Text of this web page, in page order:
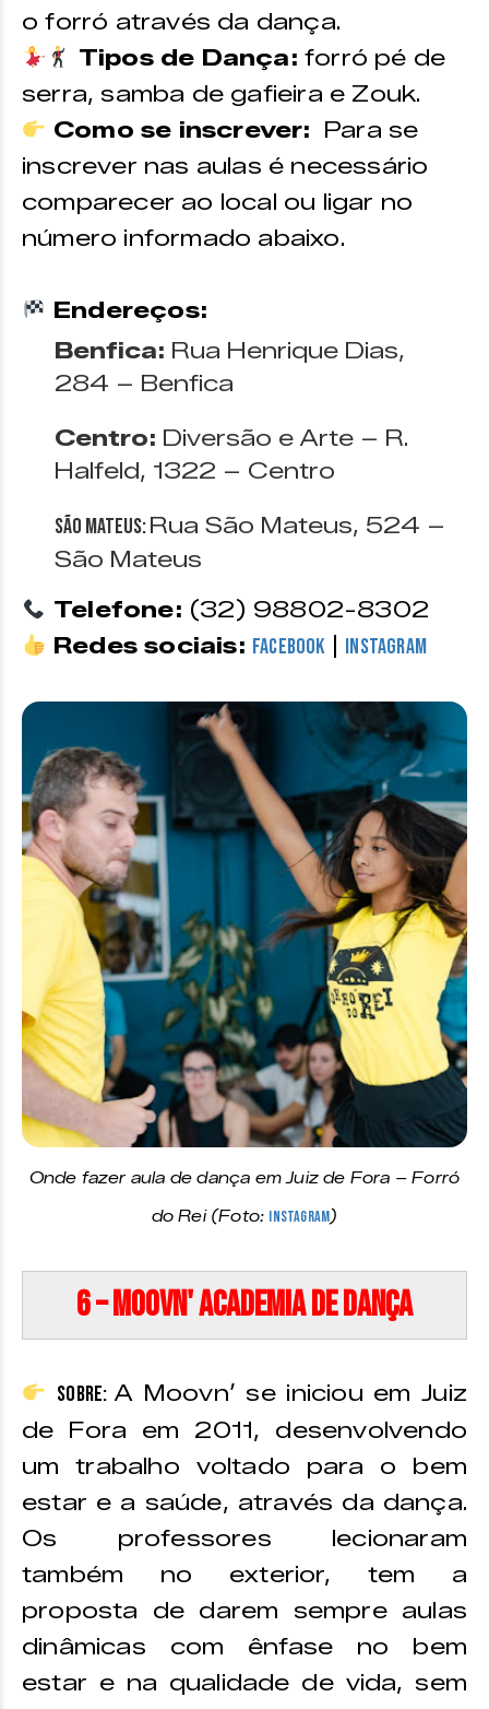
o forró através da dança.
Tipos de Dança: forró pé de
serra, samba de gafieira e Zouk.
Como se inscrever: Para se
inscrever nas aulas é necessário
comparecer ao local ou ligar no
número informado abaixo.
Endereços:
Benfica: Rua Henrique Dias,
284 – Benfica
Centro: Diversão e Arte – R.
Halfeld, 1322 – Centro
São Mateus:Rua São Mateus, 524 –
São Mateus
Telefone: (32) 98802-8302
Redes sociais: Facebook Instagram
Onde fazer aula de dança em Juiz de Fora – Forró
do Rei (Foto: Instagram)
6 – Moovn' Academia de Dança
Sobre:A Moovn’ se iniciou em Juiz
de Fora em 2011, desenvolvendo
um trabalho voltado para o bem
estar e a saúde, através da dança.
Os professores lecionaram
também no exterior, tem a
proposta de darem sempre aulas
dinâmicas com ênfase no bem
estar e na qualidade de vida, sem